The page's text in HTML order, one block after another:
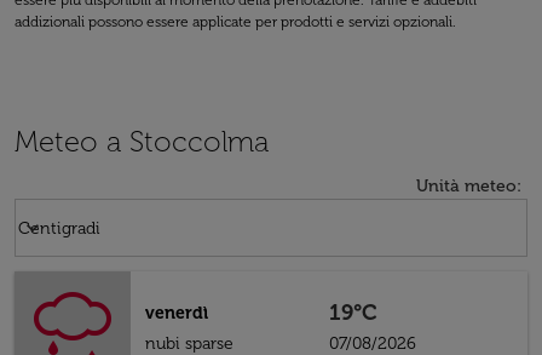
addizionali possono essere applicate per prodotti e servizi opzionali.
Meteo a Stoccolma
Unità meteo:
Centigradi
keyboard_arrow_down
venerdì
nubi sparse
19°C
07/08/2026